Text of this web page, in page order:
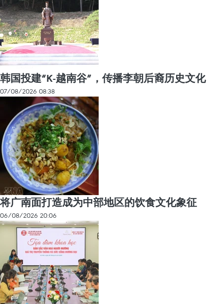
韩国投建“K-越南谷”，传播李朝后裔历史文化
07/08/2026 08:38
将广南面打造成为中部地区的饮食文化象征
06/08/2026 20:06